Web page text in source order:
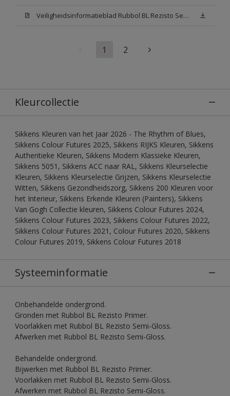
Veiligheidsinformatieblad Rubbol BL Rezisto Semi-Gloss N00 (MSDS)
1 2
Kleurcollectie
Sikkens Kleuren van het Jaar 2026 - The Rhythm of Blues,
Sikkens Colour Futures 2025, Sikkens RIJKS Kleuren, Sikkens
Authentieke Kleuren, Sikkens Modern Klassieke Kleuren,
Sikkens 5051, Sikkens ACC naar RAL, Sikkens Kleurselectie
Kleuren, Sikkens Kleurselectie Grijzen, Sikkens Kleurselectie
Witten, Sikkens Gezondheidszorg, Sikkens 200 Kleuren voor
het Interieur, Sikkens Erkende Kleuren (Painters), Sikkens
Van Gogh Collectie kleuren, Sikkens Colour Futures 2024,
Sikkens Colour Futures 2023, Sikkens Colour Futures 2022,
Sikkens Colour Futures 2021, Colour Futures 2020, Sikkens
Colour Futures 2019, Sikkens Colour Futures 2018
Systeeminformatie
Onbehandelde ondergrond.
Gronden met Rubbol BL Rezisto Primer.
Voorlakken met Rubbol BL Rezisto Semi-Gloss.
Afwerken met Rubbol BL Rezisto Semi-Gloss.
Behandelde ondergrond.
Bijwerken met Rubbol BL Rezisto Primer.
Voorlakken met Rubbol BL Rezisto Semi-Gloss.
Afwerken met Rubbol BL Rezisto Semi-Gloss.